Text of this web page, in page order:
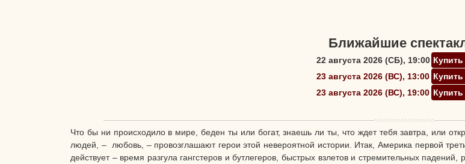
Ближайшие
22 августа 2026 (СБ), 19:00
23 августа 2026 (ВС), 13:00
23 августа 2026 (ВС), 19:00
Что бы ни происходило в мире, беден ты или богат, знаешь ли ты, что ждет тебя завтра, или
людей, – любовь, – провозглашают герои этой невероятной истории. Итак, Америка первой
действует – время разгула гангстеров и бутлегеров, быстрых взлетов и стремительных